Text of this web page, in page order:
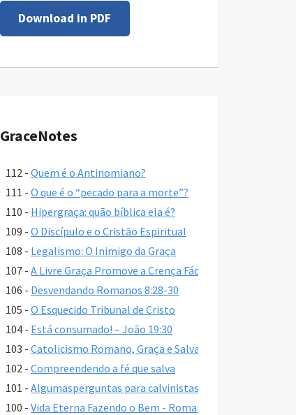
Download in PDF
GraceNotes
112 - Quem é o Antinomiano?
111 - O que é o “pecado para a morte”?
110 - Hipergraça: quão bíblica ela é?
109 - O Discípulo e o Cristão Espiritual
108 - Legalismo: O Inimigo da Graça
107 - A Livre Graça Promove a Crença Fácil?
106 - Desvendando Romanos 8:28-30
105 - O Esquecido Tribunal de Cristo
104 - Está consumado! – João 19:30
103 - Catolicismo Romano, Graça e Salvação
102 - Compreendendo a fé que salva
101 - Algumasperguntas para calvinistas
100 - Vida Eterna Fazendo o Bem - Romanos 2:6-7, 10, 13